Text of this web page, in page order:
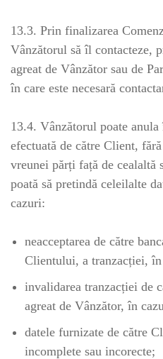
13.3. Prin finalizarea
Vânzătorul să îl contacteze,
agreat de Vânzător sau de
în care este necesară
13.4. Vânzătorul poate
efectuată de către Client,
vreunei părți față de cealaltă
poată să pretindă celeilalte
cazuri:
neacceptarea de către
Clientului, a tranzacției,
invalidarea tranzacției de
agreat de Vânzător, în
datele furnizate de către
incomplete sau incorecte;